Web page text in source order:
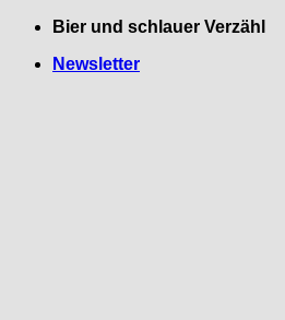
Zum
springen
Bier und schlauer Verzähl
Newsletter